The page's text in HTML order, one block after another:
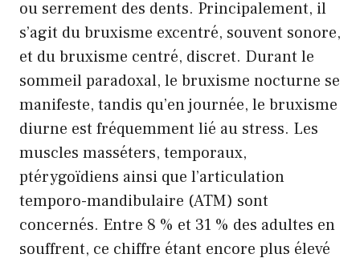
ou serrement des dents. Principalement, il
s’agit du bruxisme excentré, souvent sonore,
et du bruxisme centré, discret. Durant le
sommeil paradoxal, le bruxisme nocturne se
manifeste, tandis qu’en journée, le bruxisme
diurne est fréquemment lié au stress. Les
muscles masséters, temporaux,
ptérygoïdiens ainsi que l’articulation
temporo-mandibulaire (ATM) sont
concernés. Entre 8 % et 31 % des adultes en
souffrent, ce chiffre étant encore plus élevé